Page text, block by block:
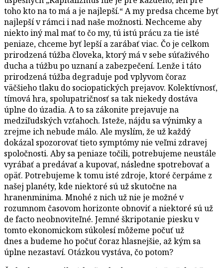
toho kto na to má a je najlepší.“ A my predsa chceme byť
najlepší v rámci i nad naše možnosti. Nechceme aby
niekto iný mal mať to čo my, tú istú prácu za tie isté
peniaze, chceme byť lepší a zarábať viac. Čo je celkom
prirodzená túžba človeka, ktorý má v sebe súťaživého
ducha a túžbu po uznaní a zabezpečení. Lenže i táto
prirodzená túžba degraduje pod vplyvom čoraz
väčšieho tlaku do sociopatických prejavov. Kolektívnosť,
tímová hra, spolupatričnosť sa tak niekedy dostáva
úplne do úzadia. A to sa zákonite prejavuje na
medziľudských vzťahoch. Isteže, nájdu sa výnimky a
zrejme ich nebude málo. Ale myslím, že už každý
dokázal spozorovať tieto symptómy nie veľmi zdravej
spoločnosti. Aby sa peniaze točili, potrebujeme neustále
vyrábať a predávať a kupovať, následne spotrebovať a
opäť. Potrebujeme k tomu isté zdroje, ktoré čerpáme z
našej planéty, kde niektoré sú už skutočne na
hranenminima. Mnohé z nich už nie je možné v
rozumnom časovom horizonte obnoviť a niektoré sú už
de facto neobnoviteľné. Jemné škripotanie piesku v
tomto ekonomickom súkolesí môžeme počuť už
dnes a budeme ho počuť čoraz hlasnejšie, až kým sa
úplne nezastaví. Otázkou vystáva, čo potom?